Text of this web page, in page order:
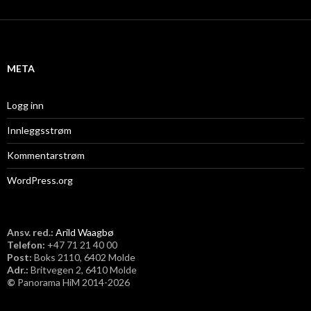
i
META
Logg inn
Innleggsstrøm
Kommentarstrøm
WordPress.org
Ansv. red.: Arild Waagbø
Telefon: ​+47 71 21 40 00
Post: Boks 2110, 6402 Molde
Adr.: Britvegen 2, 6410 Molde
© Panorama HiM 2014-2026